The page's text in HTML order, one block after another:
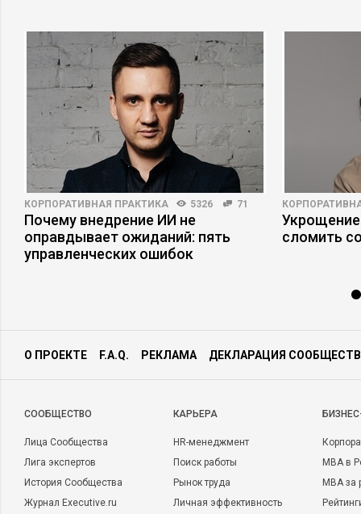
КОРПОРАТИВНАЯ ПРАКТИКА 5326 71
Почему внедрение ИИ не
оправдывает ожиданий: пять
управленческих ошибок
сломить
О ПРОЕКТЕ F.A.Q. РЕКЛАМА ДЕКЛАРАЦИЯ
CООБЩЕСТВО
Лица Сообщества
Лига экспертов
История Сообщества
Журнал Executive.ru
КАРЬЕРА
HR-менеджмент
Поиск работы
Рынок труда
Личная эффективность
MBA в
MBA